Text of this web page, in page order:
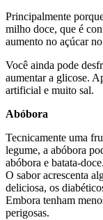
Principalmente
milho doce, que é
aumento no açúcar
Você ainda pode
aumentar a glicose.
artificial e muito sal.
Abóbora
Tecnicamente uma
legume, a abóbora
abóbora e batata-doce.
O sabor acrescenta
deliciosa, os
Embora tenham
perigosas.